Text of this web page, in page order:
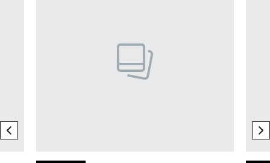
previous element